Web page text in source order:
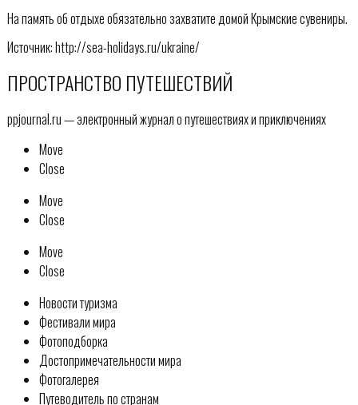
На память об отдыхе обязательно захватите домой Крымские сувениры.
Источник: http://sea-holidays.ru/ukraine/
ПРОСТРАНСТВО ПУТЕШЕСТВИЙ
ppjournal.ru — электронный журнал о путешествиях и приключениях
Move
Close
Move
Close
Move
Close
Новости туризма
Фестивали мира
Фотоподборка
Достопримечательности мира
Фотогалерея
Путеводитель по странам